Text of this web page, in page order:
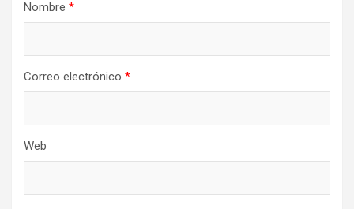
Nombre *
Correo electrónico *
Web